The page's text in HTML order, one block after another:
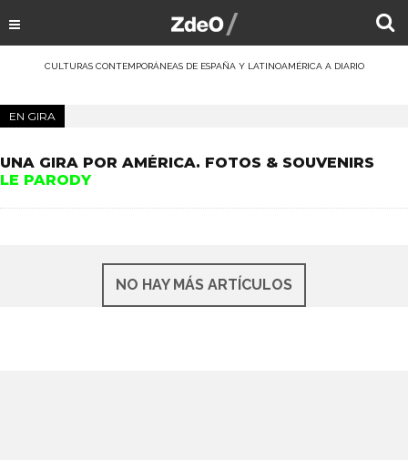
CULTURAS CONTEMPORÁNEAS DE ESPAÑA Y LATINOAMÉRICA A DIARIO
EN GIRA
UNA GIRA POR AMÉRICA. FOTOS & SOUVENIRS
LE PARODY
NO HAY MÁS ARTÍCULOS